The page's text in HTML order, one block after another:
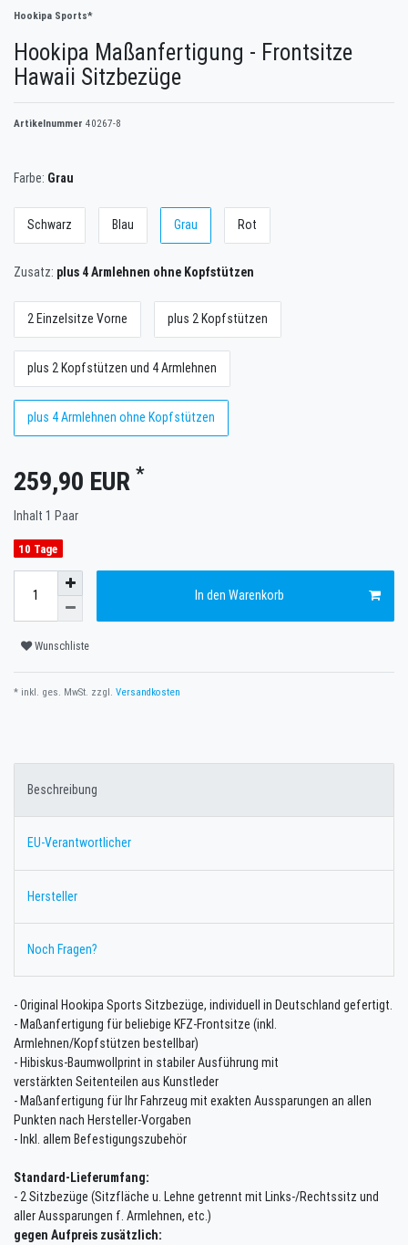
Hookipa Sports*
Hookipa Maßanfertigung - Frontsitze
Hawaii Sitzbezüge
Artikelnummer 40267-8
Farbe: Grau
Schwarz Blau Grau Rot
Zusatz: plus 4 Armlehnen ohne Kopfstützen
2 Einzelsitze Vorne plus 2 Kopfstützen
plus 2 Kopfstützen und 4 Armlehnen
plus 4 Armlehnen ohne Kopfstützen
259,90 EUR *
Inhalt 1 Paar
10 Tage
In den Warenkorb
Wunschliste
* inkl. ges. MwSt. zzgl. Versandkosten
Beschreibung
EU-Verantwortlicher
Hersteller
Noch Fragen?
- Original Hookipa Sports Sitzbezüge, individuell in Deutschland gefertigt.
- Maßanfertigung für beliebige KFZ-Frontsitze (inkl.
Armlehnen/Kopfstützen bestellbar)
- Hibiskus-Baumwollprint in stabiler Ausführung mit
verstärkten Seitenteilen aus Kunstleder
- Maßanfertigung für Ihr Fahrzeug mit exakten Aussparungen an allen
Punkten nach Hersteller-Vorgaben
- Inkl. allem Befestigungszubehör
Standard-Lieferumfang:
- 2 Sitzbezüge (Sitzfläche u. Lehne getrennt mit Links-/Rechtssitz und
aller Aussparungen f. Armlehnen, etc.)
gegen Aufpreis zusätzlich: